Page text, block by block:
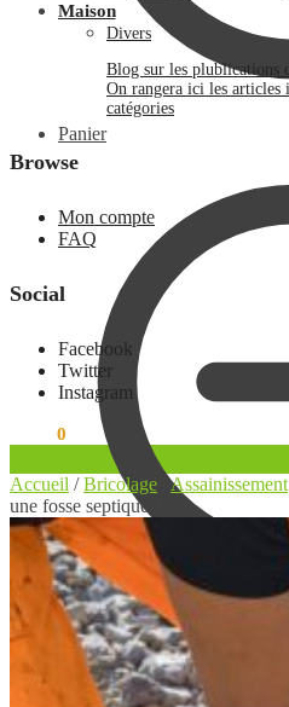
Panier
Maison
Divers
Blog sur les plublications
On rangera ici les articles
catégories
Browse
Mon compte
FAQ
Social
Facebook
Twitter
Instagram
0
Accueil /Bricolage /Assainissement
une fosse septique ?